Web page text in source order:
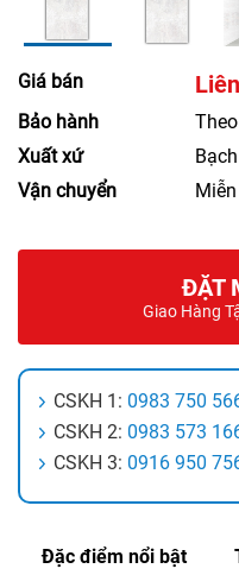
Giá bán
Bảo hành
Xuất xứ
Vận chuyển
ĐẶT
Giao Hàng
CSKH 1: 0983 750
CSKH 2: 0983 573
CSKH 3: 0916 950
Đặc điểm nổi bật